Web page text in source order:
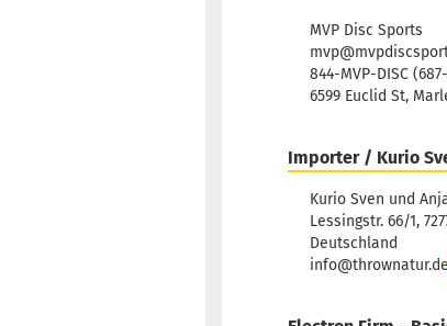
MVP Disc Sports
844-MVP-DISC
6599 Euclid St,
Importer / Kurio
Kurio Sven und
Lessingstr. 66/1,
Deutschland
info@thrownatur.de